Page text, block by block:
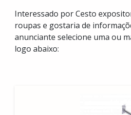
Interessado por Cesto
roupas e gostaria de
anunciante selecione uma ou
logo abaixo: